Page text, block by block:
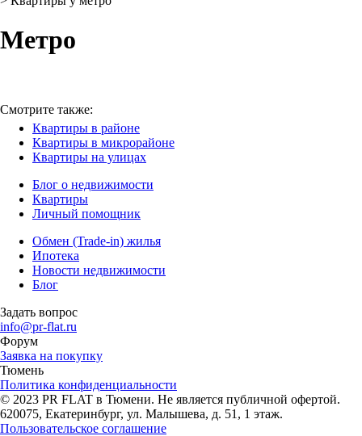
Метро
Смотрите также:
Квартиры в районе
Квартиры в микрорайоне
Квартиры на улицах
Блог о недвижимости
Квартиры
Личный помощник
Обмен (Trade-in) жилья
Ипотека
Новости недвижимости
Блог
Задать вопрос
info@pr-flat.ru
Форум
Заявка на покупку
Тюмень
Политика конфиденциальности
© 2023 PR FLAT в Тюмени. Не является публичной офертой.
620075, Екатеринбург, ул. Малышева, д. 51, 1 этаж.
Пользовательское соглашение